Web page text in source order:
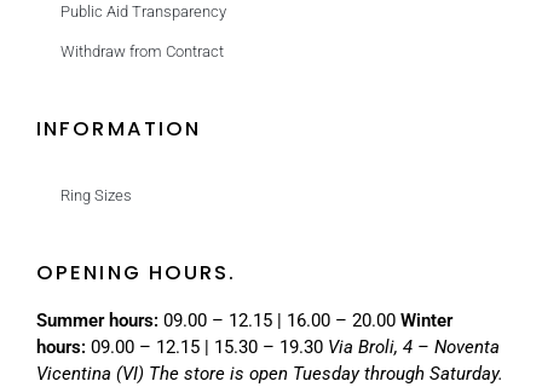
Public Aid Transparency
Withdraw from Contract
INFORMATION
Ring Sizes
OPENING HOURS.
Summer hours: 09.00 – 12.15 | 16.00 – 20.00 Winter
hours: 09.00 – 12.15 | 15.30 – 19.30 Via Broli, 4 – Noventa
Vicentina (VI) The store is open Tuesday through Saturday.